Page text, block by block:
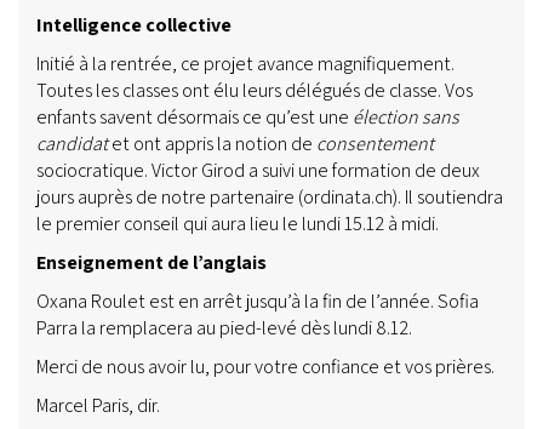
Intelligence collective
Initié à la rentrée, ce projet avance magnifiquement.
Toutes les classes ont élu leurs délégués de classe. Vos
enfants savent désormais ce qu’est une élection sans
candidatet ont appris la notion de consentement
sociocratique. Victor Girod a suivi une formation de deux
jours auprès de notre partenaire (ordinata.ch). Il soutiendra
le premier conseil qui aura lieu le lundi 15.12 à midi.
Enseignement de l’anglais
Oxana Roulet est en arrêt jusqu’à la fin de l’année. Sofia
Parra la remplacera au pied-levé dès lundi 8.12.
Merci de nous avoir lu, pour votre confiance et vos prières.
Marcel Paris, dir.